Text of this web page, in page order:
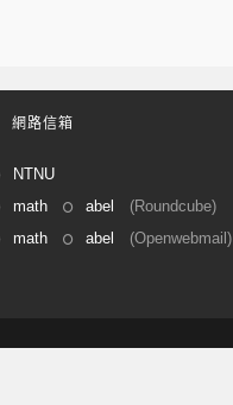
網路信箱
NTNU
math
abel
(Roundcube)
math
abel (Openwebmail)